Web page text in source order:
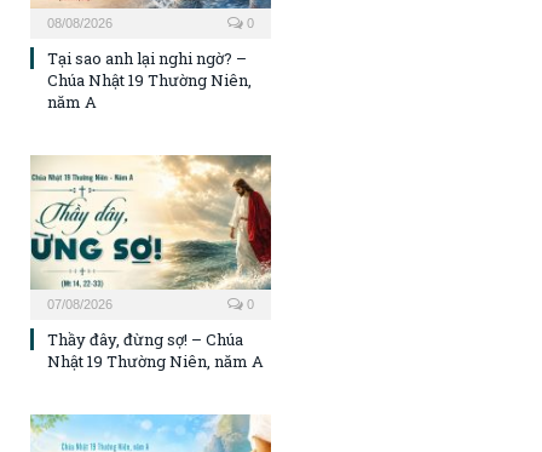
08/08/2026 0
Tại sao anh lại nghi ngờ? –
Chúa Nhật 19 Thường Niên,
năm A
07/08/2026 0
Thầy đây, đừng sợ! – Chúa
Nhật 19 Thường Niên, năm A